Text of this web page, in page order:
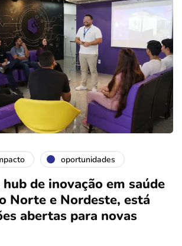
oportunidades
de inovação em saúde
Norte e Nordeste, está
abertas para novas